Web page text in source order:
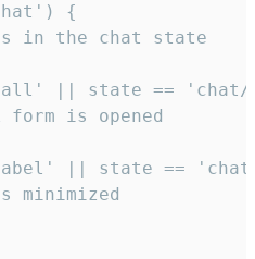
{
in the chat state
|| state ==
form is opened
|| state ==
minimized